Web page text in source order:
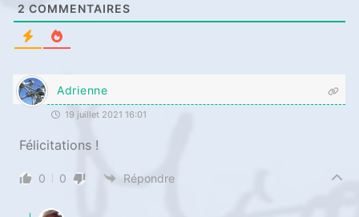
2 COMMENTAIRES
Adrienne
19 juillet 2021 16:01
Félicitations !
0 0 Répondre